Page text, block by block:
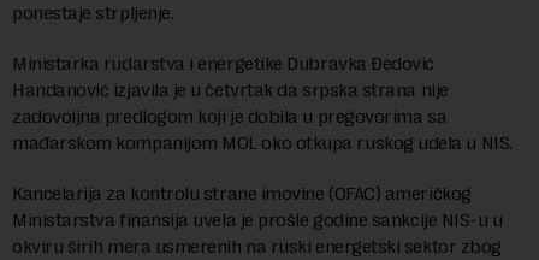
ponestaje strpljenje.
Ministarka rudarstva i energetike Dubravka Đedović
Handanović izjavila je u četvrtak da srpska strana nije
zadovoljna predlogom koji je dobila u pregovorima sa
mađarskom kompanijom MOL oko otkupa ruskog udela u NIS.
Kancelarija za kontrolu strane imovine (OFAC) američkog
Ministarstva finansija uvela je prošle godine sankcije NIS-u u
okviru širih mera usmerenih na ruski energetski sektor zbog